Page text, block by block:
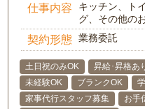
仕事内容
キッチン、ト
グ、その他の
契約形態 業務委託
土日祝のみOK 昇給･昇格あ
未経験OK
ブランクOK
家事代行スタッフ募集
お手